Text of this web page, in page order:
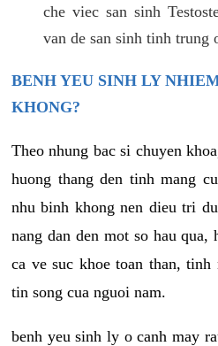
che viec san sinh
van de san sinh tinh trung
BENH YEU SINH LY
KHONG?
Theo nhung bac si chuyen
huong thang den tinh mang
nhu binh khong nen dieu tri
nang dan den mot so hau
ca ve suc khoe toan than,
tin song cua nguoi nam.
benh yeu sinh ly o canh may